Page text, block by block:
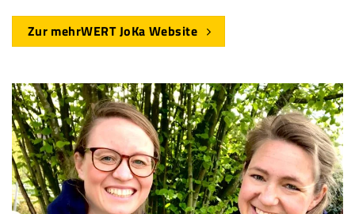
Zur mehrWERT JoKa Website